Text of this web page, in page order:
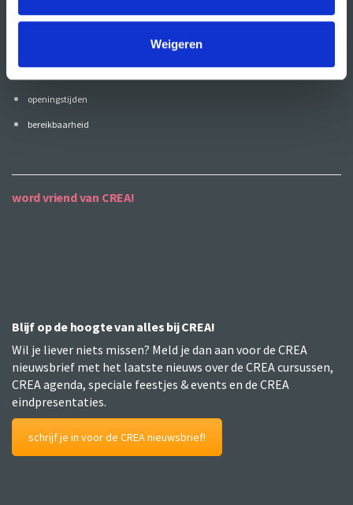
Weigeren
openingstijden
bereikbaarheid
word vriend van CREA!
Blijf op de hoogte van alles bij CREA!
Wil je liever niets missen? Meld je dan aan voor de CREA
nieuwsbrief met het laatste nieuws over de CREA cursussen,
CREA agenda, speciale feestjes & events en de CREA
eindpresentaties.
schrijf je in voor de CREA nieuwsbrief!